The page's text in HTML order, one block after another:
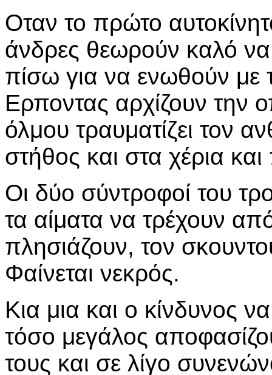
Οταν το πρώτο
άνδρες θεωρούν καλό
πίσω για να ενωθούν με
Ερποντας αρχίζουν την
όλμου τραυματίζει τον
στήθος και στα χέρια
Οι δύο σύντροφοί του
τα αίματα να τρέχουν
πλησιάζουν, τον
Φαίνεται νεκρός.
Κια μια και ο κίνδυνος
τόσο μεγάλος
τους και σε λίγο